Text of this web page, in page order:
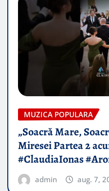
MUZICA POPULARA
„Soacră Mare,
Miresei Partea 2
#ClaudiaIonas
admin aug. 7,